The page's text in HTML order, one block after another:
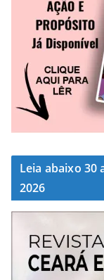
Leia abaixo 30
2026